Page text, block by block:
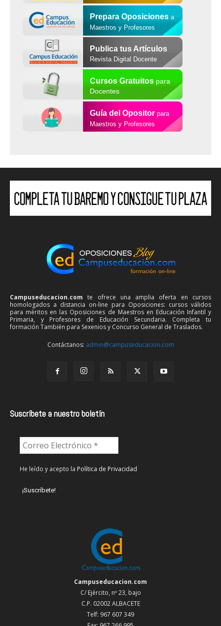
Prepara Oposiciones a
Maestros y Profesores
Publica tus Artículos
Revista Digital Docente
Cursos Gratuitospara
Docentes
Guía del Opositor para
Maestros y Profesores
Campuseducacion.com te ofrece una amplia oferta en cursos
homologados a distancia on-line para Oposiciones: cursos válidos
para méritos en las Oposiciones de Maestros en Educación Infantil y
Primaria, y Profesores de Educación Secundaria. Completa tu
formación También para Sexenios y Concurso General de Traslados.
Contáctanos: admin@campuseducacion.com
Suscríbete a nuestro boletín
He leído y acepto la Política de Privacidad
Campuseducacion.com
C/ Ejército, nº 23, bajo
C.P. 02002 ALBACETE
Telf: 967 607 349